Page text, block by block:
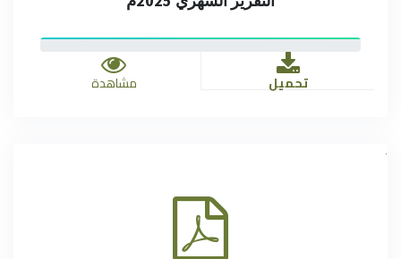
تحميل مشاهدة
.